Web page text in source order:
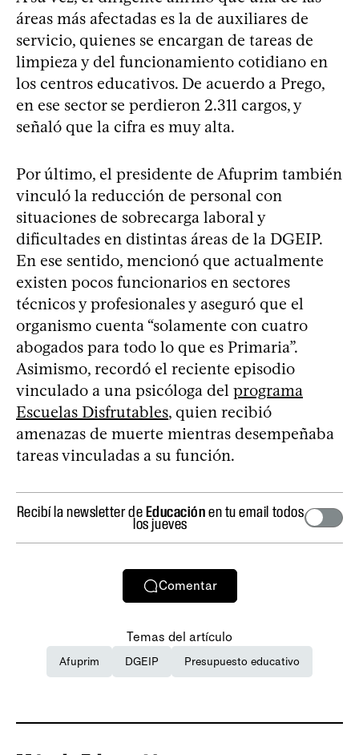
áreas más afectadas es la de auxiliares de
servicio, quienes se encargan de tareas de
limpieza y del funcionamiento cotidiano en
los centros educativos. De acuerdo a Prego,
en ese sector se perdieron 2.311 cargos, y
señaló que la cifra es muy alta.
Por último, el presidente de Afuprim también
vinculó la reducción de personal con
situaciones de sobrecarga laboral y
dificultades en distintas áreas de la DGEIP.
En ese sentido, mencionó que actualmente
existen pocos funcionarios en sectores
técnicos y profesionales y aseguró que el
organismo cuenta “solamente con cuatro
abogados para todo lo que es Primaria”.
Asimismo, recordó el reciente episodio
vinculado a una psicóloga del programa
Escuelas Disfrutables, quien recibió
amenazas de muerte mientras desempeñaba
tareas vinculadas a su función.
Recibí la newsletter deEducaciónen tu email todos
los jueves
Comentar
Temas del artículo
Afuprim DGEIP Presupuesto educativo